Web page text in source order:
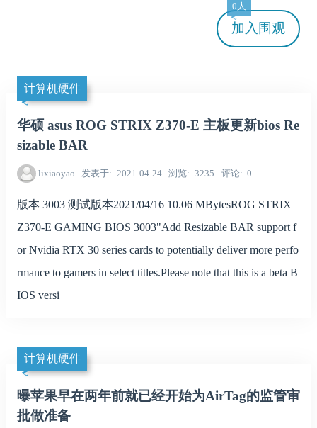
加入
0人
围观
计算机硬件
华硕 asus ROG STRIX Z370-E 主板更新bios Re
sizable BAR
lixiaoyao 发表于 2021-04-24 浏览 3235 评论 0
版本 3003 测试版本2021/04/16 10.06 MBytesROG STRIX
Z370-E GAMING BIOS 3003"Add Resizable BAR support f
or Nvidia RTX 30 series cards to potentially deliver more perfo
rmance to gamers in select titles.Please note that this is a beta B
IOS versi
计算机硬件
曝苹果早在两年前就已经开始为AirTag的监管审
批做准备